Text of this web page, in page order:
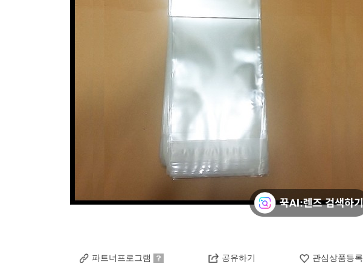
파트너프로그램 공유하기 관심상품등록